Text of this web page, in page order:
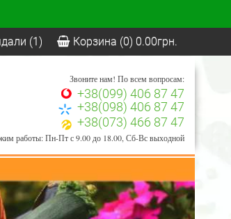
(1) Корзина (0) 0.00грн.
Звоните нам! По всем вопросам:
+38(099) 406 87 47
+38(098) 406 87 47
+38(073) 466 87 47
работы: Пн-Пт с 9.00 до 18.00, Сб-Вс выходной